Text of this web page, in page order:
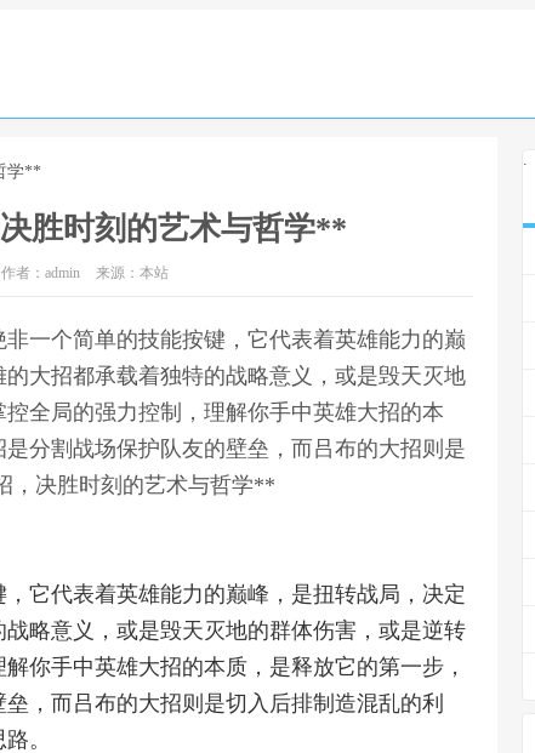
学**
胜时刻的艺术与哲学**
作者：admin 来源：本站
一个简单的技能按键，它代表着英雄能力的巅
大招都承载着独特的战略意义，或是毁天灭地
全局的强力控制，理解你手中英雄大招的本
分割战场保护队友的壁垒，而吕布的大招则是
，决胜时刻的艺术与哲学**
它代表着英雄能力的巅峰，是扭转战局，决定
略意义，或是毁天灭地的群体伤害，或是逆转
你手中英雄大招的本质，是释放它的第一步，
，而吕布的大招则是切入后排制造混乱的利
。
.